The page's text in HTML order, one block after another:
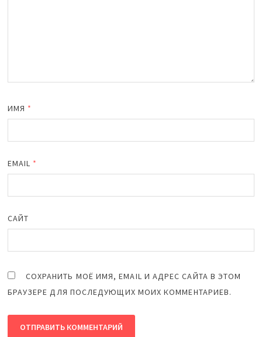
ИМЯ *
EMAIL *
САЙТ
СОХРАНИТЬ МОЁ ИМЯ, EMAIL И АДРЕС САЙТА В ЭТОМ
БРАУЗЕРЕ ДЛЯ ПОСЛЕДУЮЩИХ МОИХ КОММЕНТАРИЕВ.